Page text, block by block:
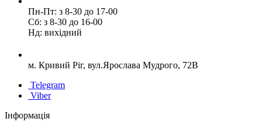
Пн-Пт: з 8-30 до 17-00
Сб: з 8-30 до 16-00
Нд: вихідний
м. Кривий Ріг, вул.Ярослава Мудрого, 72В
Telegram
Viber
Інформація